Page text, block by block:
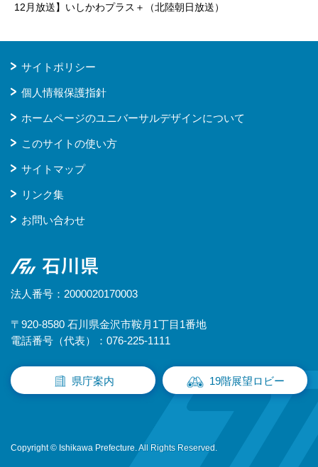
12月放送】いしかわプラス＋（北陸朝日放送）
サイトポリシー
個人情報保護指針
ホームページのユニバーサルデザインについて
このサイトの使い方
サイトマップ
リンク集
お問い合わせ
石川県
法人番号：2000020170003
〒920-8580 石川県金沢市鞍月1丁目1番地
電話番号（代表）：076-225-1111
県庁案内 19階展望ロビー
Copyright © Ishikawa Prefecture. All Rights Reserved.